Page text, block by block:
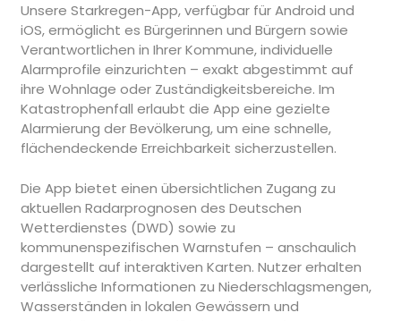
Unsere Starkregen-App, verfügbar für Android und
iOS, ermöglicht es Bürgerinnen und Bürgern sowie
Verantwortlichen in Ihrer Kommune, individuelle
Alarmprofile einzurichten – exakt abgestimmt auf
ihre Wohnlage oder Zuständigkeitsbereiche. Im
Katastrophenfall erlaubt die App eine gezielte
Alarmierung der Bevölkerung, um eine schnelle,
flächendeckende Erreichbarkeit sicherzustellen.
Die App bietet einen übersichtlichen Zugang zu
aktuellen Radarprognosen des Deutschen
Wetterdienstes (DWD) sowie zu
kommunenspezifischen Warnstufen – anschaulich
dargestellt auf interaktiven Karten. Nutzer erhalten
verlässliche Informationen zu Niederschlagsmengen,
Wasserständen in lokalen Gewässern und